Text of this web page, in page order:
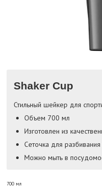
Shaker Cup
Стильный шейкер для
Объем 700 мл
Изготовлен из
Сеточка для
Можно мыть в
700 мл